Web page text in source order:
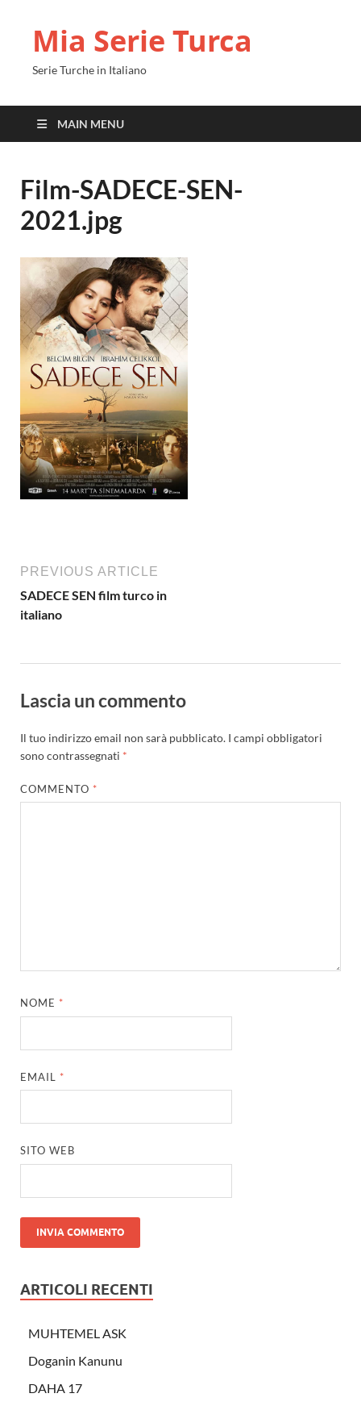
Mia Serie Turca
Serie Turche in Italiano
MAIN MENU
Film-SADECE-SEN-
2021.jpg
PREVIOUS ARTICLE
SADECE SEN film turco in
italiano
Lascia un commento
Il tuo indirizzo email non sarà pubblicato. I campi obbligatori
sono contrassegnati *
COMMENTO *
NOME *
EMAIL *
SITO WEB
ARTICOLI RECENTI
MUHTEMEL ASK
Doganin Kanunu
DAHA 17